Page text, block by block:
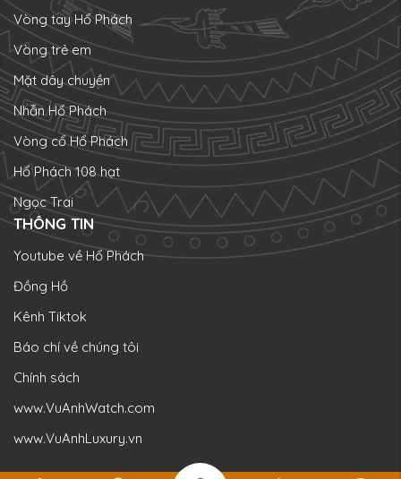
Vòng tay Hổ Phách
Vòng trẻ em
Mặt dây chuyền
Nhẫn Hổ Phách
Vòng cổ Hổ Phách
Hổ Phách 108 hạt
Ngọc Trai
THÔNG TIN
Youtube về Hổ Phách
Đồng Hồ
Kênh Tiktok
Báo chí về chúng tôi
Chính sách
www.VuAnhWatch.com
www.VuAnhLuxury.vn